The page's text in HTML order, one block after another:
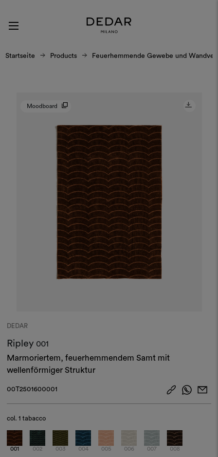
Startseite Products Feuerhemmende Gewebe und
Moodboard
DEDAR
Ripley 001
Marmoriertem, feuerhemmendem Samt mit
wellenförmiger Struktur
00T2501600001
col.1 tabacco
001 002 003 004 005 006 007 008